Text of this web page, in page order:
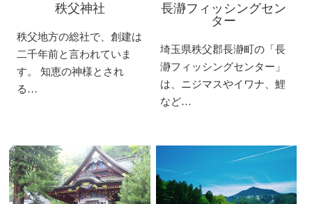
秩父神社
秩父地方の総社で、創建は
二千年前と言われていま
す。 知恵の神様とされ
る…
長瀞フィッシングセン
ター
埼玉県秩父郡長瀞町の「長
瀞フィッシングセンター」
は、ニジマスやイワナ、鯉
など…